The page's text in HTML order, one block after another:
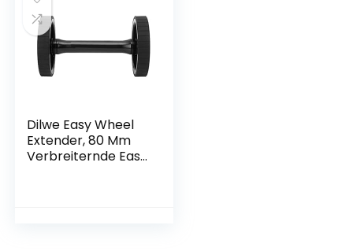
Dilwe Easy Wheel
Extender, 80 Mm
Verbreiternde Easy